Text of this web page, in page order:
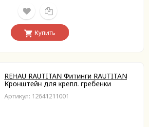
Купить
REHAU RAUTITAN Фитинги RAUTITAN
Кронштейн для крепл. гребенки
Артикул: 12641211001